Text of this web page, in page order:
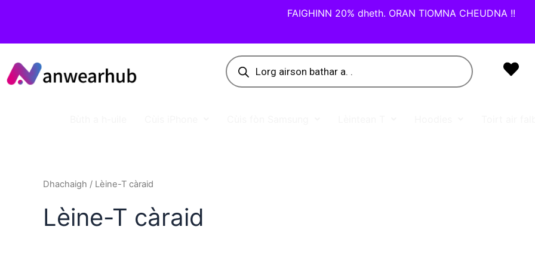
FAIGHINN 20% dheth. ORAN TIOMNA CHEUDNA !!
Dhachaigh / Lèine-T càraid
Lèine-T càraid